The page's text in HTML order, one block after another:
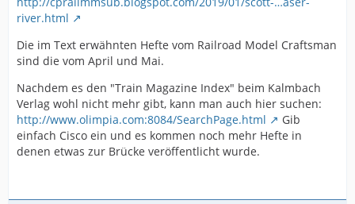
river.html
Die im Text erwähnten Hefte vom Railroad Model Craftsman
sind die vom April und Mai.
Nachdem es den "Train Magazine Index" beim Kalmbach
Verlag wohl nicht mehr gibt, kann man auch hier suchen:
http://www.olimpia.com:8084/SearchPage.html
Gib
einfach Cisco ein und es kommen noch mehr Hefte in
denen etwas zur Brücke veröffentlicht wurde.